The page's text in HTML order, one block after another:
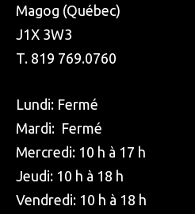
Magog (Québec)
J1X 3W3
T. 819 769.0760
Lundi: Fermé
Mardi: Fermé
Mercredi: 10 h à 17 h
Jeudi: 10 h à 18 h
Vendredi: 10 h à 18 h